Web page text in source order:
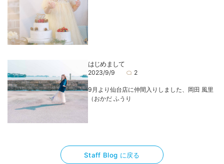
はじめまして
2023/9/9 2
9月より仙台店に仲間入りしました、岡田 風里
（おかだ ふうり
Staff Blog に戻る